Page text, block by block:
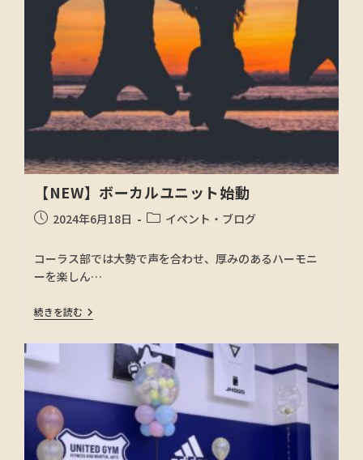
【NEW】ボーカルユニット始動
2024年6月18日 イベント・ブログ
コーラス部では大勢で声を合わせ、厚みのあるハーモニ
ーを楽しん…
続きを読む